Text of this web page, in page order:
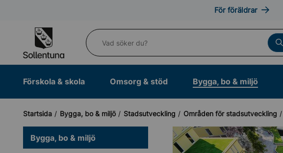
För föräldrar
Vad söker du?
Förskola & skola Omsorg & stöd Bygga, bo & miljö
Startsida Bygga, bo & miljö Stadsutveckling Områden för stadsutveckling
Bygga, bo & miljö